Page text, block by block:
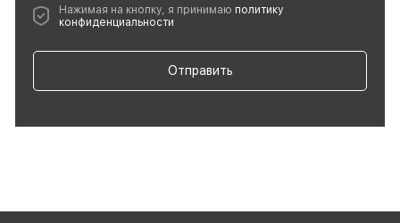
Нажимая на кнопку, я принимаю политику
конфиденциальности
Отправить